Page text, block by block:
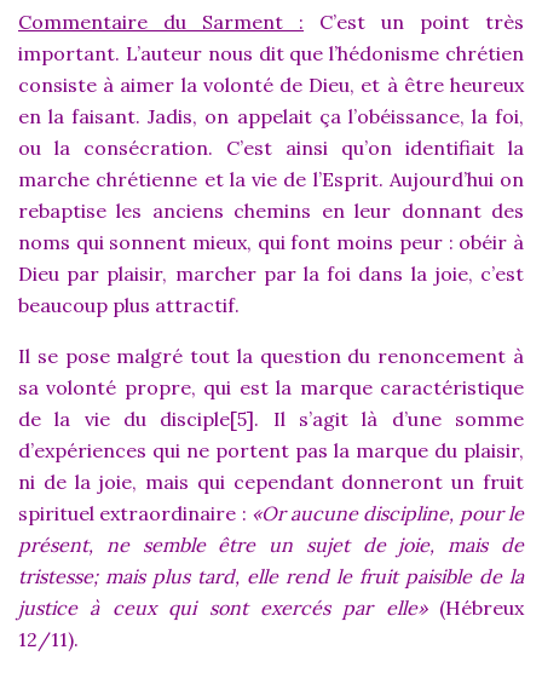
Commentaire du Sarment : C’est un point très
important. L’auteur nous dit que l’hédonisme chrétien
consiste à aimer la volonté de Dieu, et à être heureux
en la faisant. Jadis, on appelait ça l’obéissance, la foi,
ou la consécration. C’est ainsi qu’on identifiait la
marche chrétienne et la vie de l’Esprit. Aujourd’hui on
rebaptise les anciens chemins en leur donnant des
noms qui sonnent mieux, qui font moins peur : obéir à
Dieu par plaisir, marcher par la foi dans la joie, c’est
beaucoup plus attractif.
Il se pose malgré tout la question du renoncement à
sa volonté propre, qui est la marque caractéristique
de la vie du disciple[5]. Il s’agit là d’une somme
d’expériences qui ne portent pas la marque du plaisir,
ni de la joie, mais qui cependant donneront un fruit
spirituel extraordinaire : «Or aucune discipline, pour le
présent, ne semble être un sujet de joie, mais de
tristesse; mais plus tard, elle rend le fruit paisible de la
justice à ceux qui sont exercés par elle»(Hébreux
12/11).